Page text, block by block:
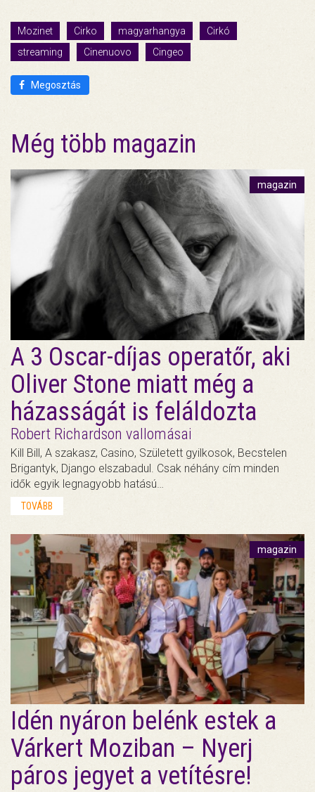
Mozinet Cirko magyarhangya
Cirkó
streaming
Cinenuovo Cingeo
Megosztás
Még több magazin
magazin
A 3 Oscar-díjas operatőr, aki
Oliver Stone miatt még a
házasságát is feláldozta
Robert Richardson vallomásai
Kill Bill, A szakasz, Casino, Született gyilkosok, Becstelen
Brigantyk, Django elszabadul. Csak néhány cím minden
idők egyik legnagyobb hatású…
TOVÁBB
magazin
Idén nyáron belénk estek a
Várkert Moziban – Nyerj
páros jegyet a vetítésre!